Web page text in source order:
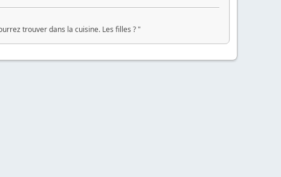
trouver dans la cuisine. Les filles ? "